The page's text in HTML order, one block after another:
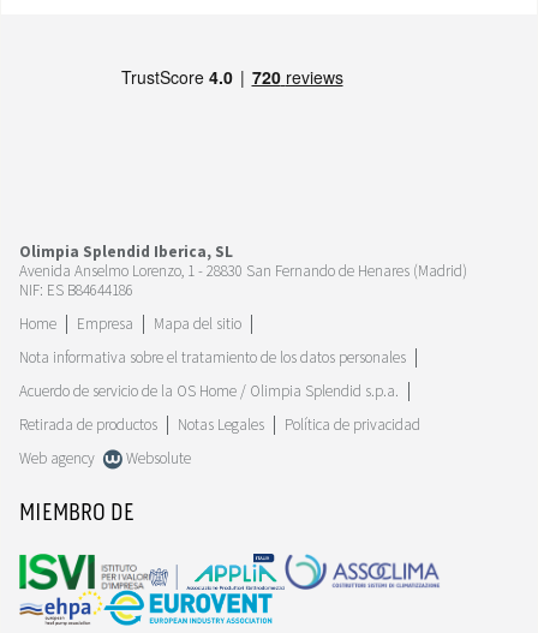
Olimpia Splendid Iberica, SL
Avenida Anselmo Lorenzo, 1 - 28830 San Fernando de Henares (Madrid)
NIF: ES B84644186
Home
Empresa
Mapa del sitio
Nota informativa sobre el tratamiento de los datos personales
Acuerdo de servicio de la OS Home / Olimpia Splendid s.p.a.
Retirada de productos
Notas Legales
Política de privacidad
Web agency
Websolute
MIEMBRO DE